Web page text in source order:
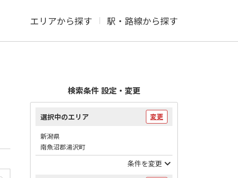
エリアから探す 駅・路線から探す
検索条件 設定・変更
選択中のエリア 変更
新潟県
南魚沼郡湯沢町
条件を変更